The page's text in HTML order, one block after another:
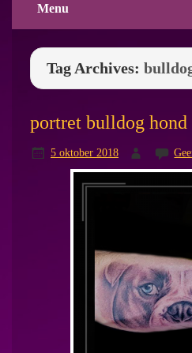
Menu
Tag Archives:
portret bulldog hond
5 oktober 2018